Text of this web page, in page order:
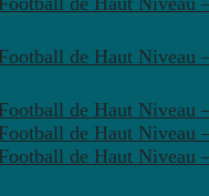
de Haut Niveau
de Haut Niveau
de Haut Niveau
de Haut Niveau